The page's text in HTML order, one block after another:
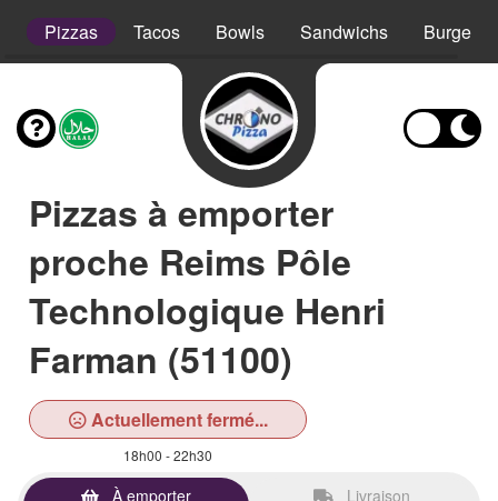
Pizzas Tacos Bowls Sandwichs Burgers
Pizzas à emporter
proche Reims Pôle
Technologique Henri
Farman (51100)
Actuellement fermé...
18h00 - 22h30
À emporter Livraison